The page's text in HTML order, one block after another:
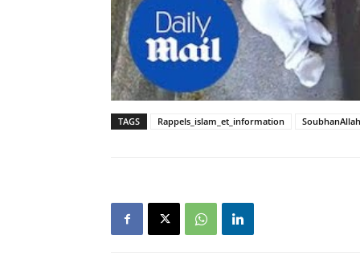
TAGS Rappels_islam_et_information SoubhanAllah